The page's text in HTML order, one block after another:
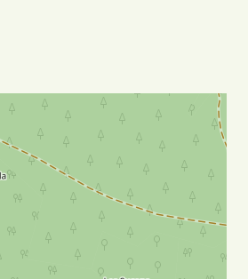
Stechgrundstraße
01324 Dresden
Sachsen
Deutschland